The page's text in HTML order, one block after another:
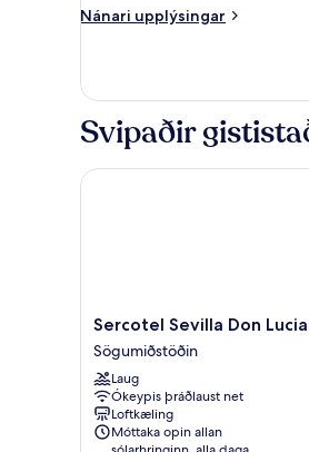
Nánari upplýsingar
Nánari
svíta
verönd
Svipaðir
Sercotel
Sevilla
Don
Luciano
Sögumiðstöðin
Sercotel Sevilla Don
Sögumiðstöðin
Laug
Ókeypis þráðlaust net
Loftkæling
Móttaka opin allan
Sercotel Sevilla Don Luciano